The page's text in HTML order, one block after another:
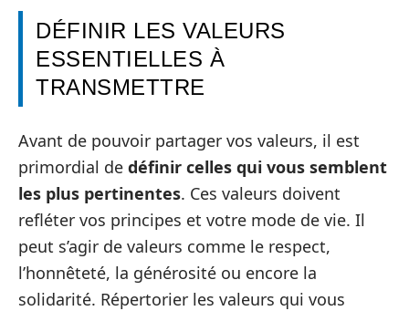
DÉFINIR LES VALEURS
ESSENTIELLES À
TRANSMETTRE
Avant de pouvoir partager vos valeurs, il est
primordial de définir celles qui vous semblent
les plus pertinentes. Ces valeurs doivent
refléter vos principes et votre mode de vie. Il
peut s’agir de valeurs comme le respect,
l’honnêteté, la générosité ou encore la
solidarité. Répertorier les valeurs qui vous